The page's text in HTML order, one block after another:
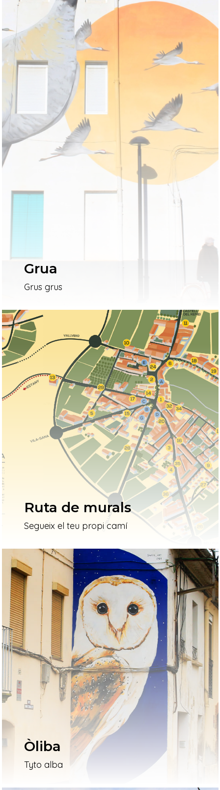
Grua
Grus grus
Ruta de murals
Segueix el teu propi camí
Òliba
Tyto alba